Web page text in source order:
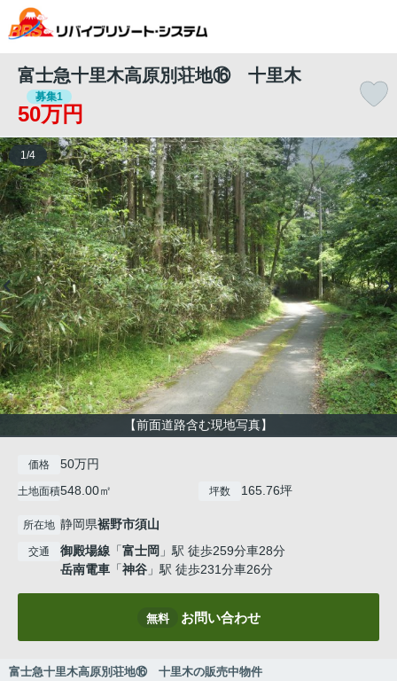
富士急十里木高原別荘地⑯ 十里木
募集1
50万円
【前面道路含む現地写真】
1 /4
価格 50万円
土地面積548.00㎡ 坪数 165.76坪
所在地 静岡県裾野市須山
交通 御殿場線 「富士岡 」駅 徒歩259分車28分
岳南電車 「神谷 」駅 徒歩231分車26分
無料 お問い合わせ
富士急十里木高原別荘地⑯ 十里木の販売中物件